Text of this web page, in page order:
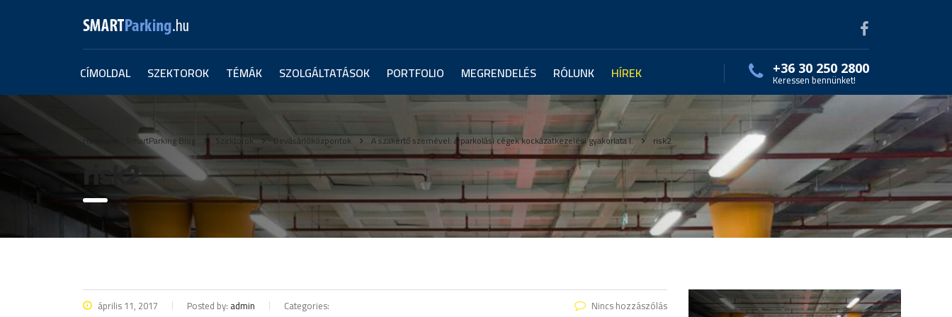
CÍMOLDAL SZEKTOROK TÉMÁK SZOLGÁLTATÁSOK PORTFOLIO MEGRENDELÉS RÓLUNK HÍREK +36 30 250 2800
Keressen bennünket!
Home SmartParking Blog Szektorok Bevásárlóközpontok A szakértő szemével: a parkolási cégek kockázatkezelési gyakorlata I. risk2
risk2
április 11, 2017 Posted by: admin Categories: Nincs hozzászólás